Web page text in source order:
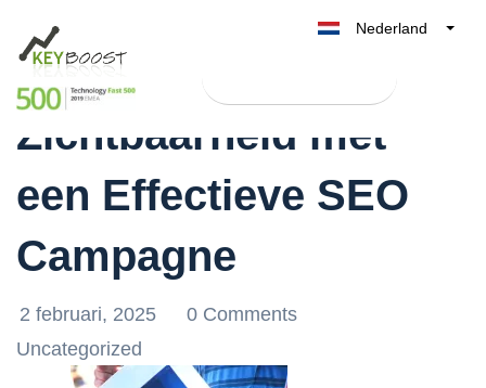
Nederland
België
UK
Boost jouw Online
Zichtbaarheid met
een Effectieve SEO
Campagne
2 februari, 2025
0 Comments
Uncategorized